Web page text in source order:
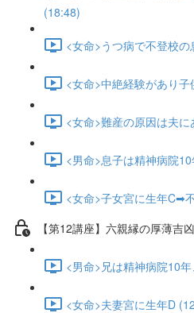
(18:48)
<女命>うつ病で不登校
<女命>中絶経験があり
<女命>難産の原因は夫
<男命>息子は精神病院
<女命>子女宮に生年C➡
【第12講座】六親縁の厚薄
<男命>兄は精神病院10
<女命>夫妻宮に生年D